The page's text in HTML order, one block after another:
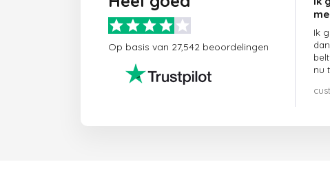
Op basis van 27,542 beoordelingen
Ik
nu